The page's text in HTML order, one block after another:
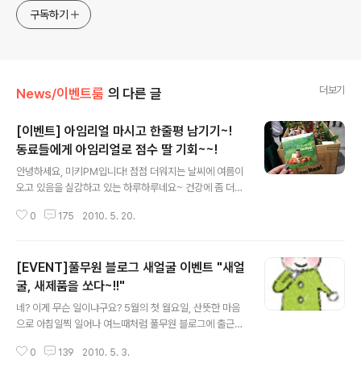
구독하기
News/이벤트룸 의 다른 글 더보기
[이벤트] 아임리얼 마시고 한줄평 남기기~!
동료들에게 아임리얼로 점수 딸 기회~~!
안녕하세요, 미키PM입니다! 점점 더워지는 날씨에 여름이
오고 있음을 실감하고 있는 하루하루네요~ 건강에 좀 더
위한 비타민 듬뿍! ‘마시는 과일’ 아임리얼이 진가를 발하는
대대적으로 공개할 예정~!!!) 시음행사를 통해 맛있는 아임
리얼을 맛보신 분들~ 같이 드린 예쁘장한 리플렛, 기억나
시나요? 같이 나눠드린 요 리플렛이요 ^^ 그럼 리플렛에 실
린 이벤트 소식도 보셨겠군요~ 후훗~ 리플렛을 통해 이벤
트를 접하신 분들은 물론 풀사이 가족분들 중 아임리얼을
드셔보신 분이라면 누구나 응모할 수 있는 이벤트~! (아임
0 175 2010. 5. 20.
[EVENT]풀무원 블로그 새얼굴 이벤트 "새얼
굴, 새제품을 쏘다~!!"
네? 이게 무슨 일이냐구요? 5월의 첫 월요일, 산뜻한 마음
으로 아침일찍 일어나 여느때처럼 풀무원 블로그에 출근
요? 도.대.체. 여기가 어디냐구요? ㅎㅎㅎ 네, 여러분이 지
0 139 2010. 5. 3.